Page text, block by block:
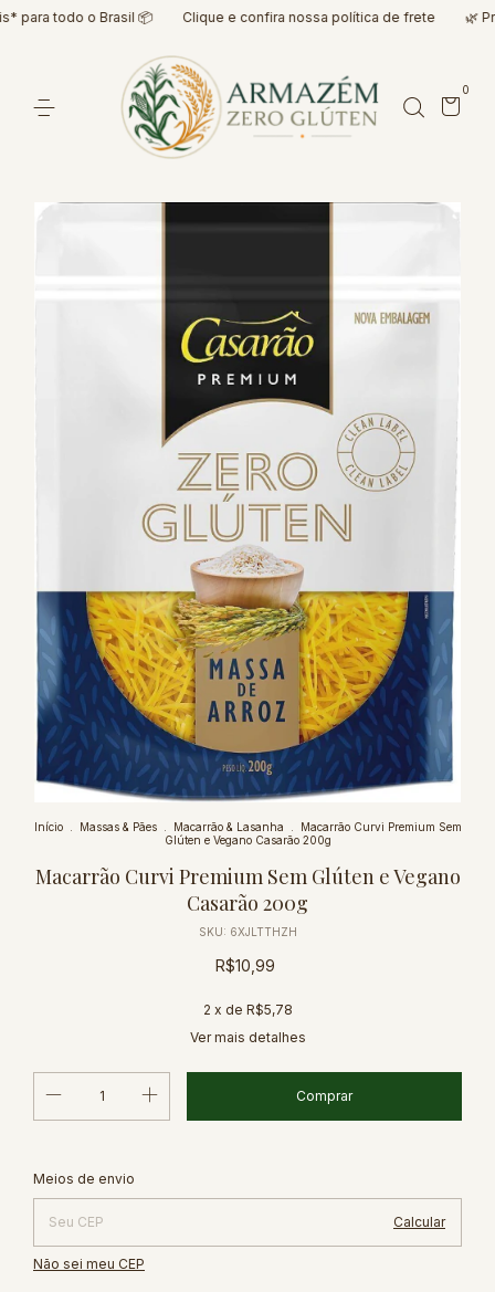
todo o Brasil 📦 Clique e confira nossa política de frete 🌿
0
Início Massas & Pães Macarrão & Lasanha
Macarrão Curvi Premium Sem
Glúten e Vegano Casarão 200g
Macarrão Curvi Premium Sem Glúten e Vegano
Casarão 200g
SKU: 6XJLTTHZH
R$10,99
2 x de R$5,78
Ver mais detalhes
Entregas para o CEP:
Meios de envio
Calcular
Não sei meu CEP